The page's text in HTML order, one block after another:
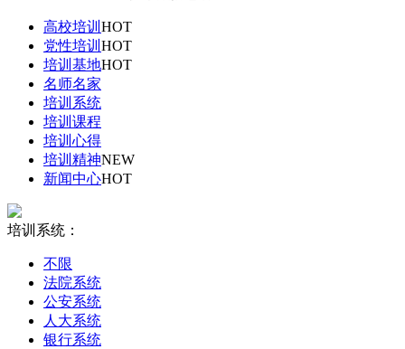
高校培训 HOT
党性培训 HOT
培训基地HOT
名师名家
培训系统
培训课程
培训心得
培训精神NEW
新闻中心HOT
培训系统：
不限
法院系统
公安系统
人大系统
银行系统